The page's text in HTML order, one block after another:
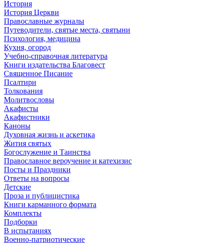
История
История Церкви
Православные журналы
Путеводители, святые места, святыни
Психология, медицина
Кухня, огород
Учебно-справочная литература
Книги издательства Благовест
Священное Писание
Псалтири
Толкования
Молитвословы
Акафисты
Акафистники
Каноны
Духовная жизнь и аскетика
Жития святых
Богослужение и Таинства
Православное вероучение и катехизис
Посты и Праздники
Ответы на вопросы
Детские
Проза и публицистика
Книги карманного формата
Комплекты
Подборки
В испытаниях
Военно-патриотические